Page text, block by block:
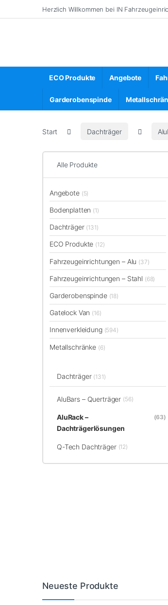
Skip to navigation
Skip to contentHerzlich Willkommen bei IN
ECO Produkte Angebote
Garderobenspinde
Start Dachträger
Alle Produkte
Angebote (5)
Bodenplatten (1)
Dachträger (131)
ECO Produkte (12)
Fahrzeugeinrichtungen – Alu (37)
Fahrzeugeinrichtungen – Stahl (68)
Garderobenspinde (18)
Gatelock Van (16)
Innenverkleidung (594)
Metallschränke (6)
Dachträger (131)
AluBars – Querträger (56)
AluRack –
Dachträgerlösungen
(63)
Q-Tech Dachträger (12)
Neueste Produkte